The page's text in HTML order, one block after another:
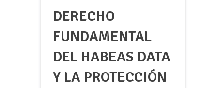
DERECHO
FUNDAMENTAL
DEL HABEAS DATA
Y LA PROTECCIÓN